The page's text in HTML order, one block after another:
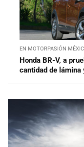
EN MOTORPASIÓN
Honda BR-V, a
cantidad de lámina